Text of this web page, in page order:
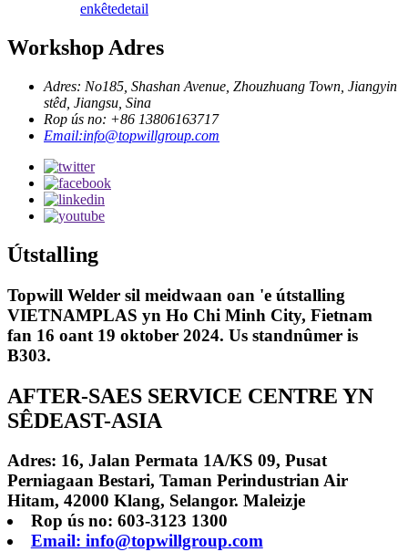
enkêtedetail
Workshop Adres
Adres: No185, Shashan Avenue, Zhouzhuang Town, Jiangyin
stêd, Jiangsu, Sina
Rop ús no: +86 13806163717
Email:info@topwillgroup.com
Útstalling
Topwill Welder sil meidwaan oan 'e útstalling
VIETNAMPLAS yn Ho Chi Minh City, Fietnam
fan 16 oant 19 oktober 2024. Us standnûmer is
B303.
AFTER-SAES SERVICE CENTRE YN
SÊDEAST-ASIA
Adres: 16, Jalan Permata 1A/KS 09, Pusat
Perniagaan Bestari, Taman Perindustrian Air
Hitam, 42000 Klang, Selangor. Maleizje
Rop ús no: 603-3123 1300
Email: info@topwillgroup.com